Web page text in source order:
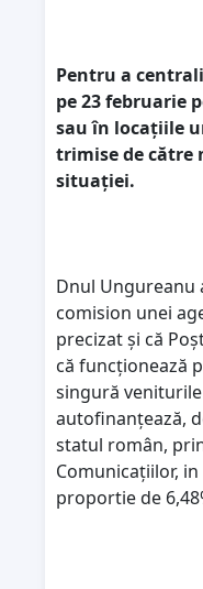
Pentru a
pe 23 februarie
sau în locațiile
trimise de către
situației.
Dnul Ungureanu
comision unei
precizat și că
că funcționează
singură
autofinanțează,
statul român,
Comunicațiilor,
proportie de